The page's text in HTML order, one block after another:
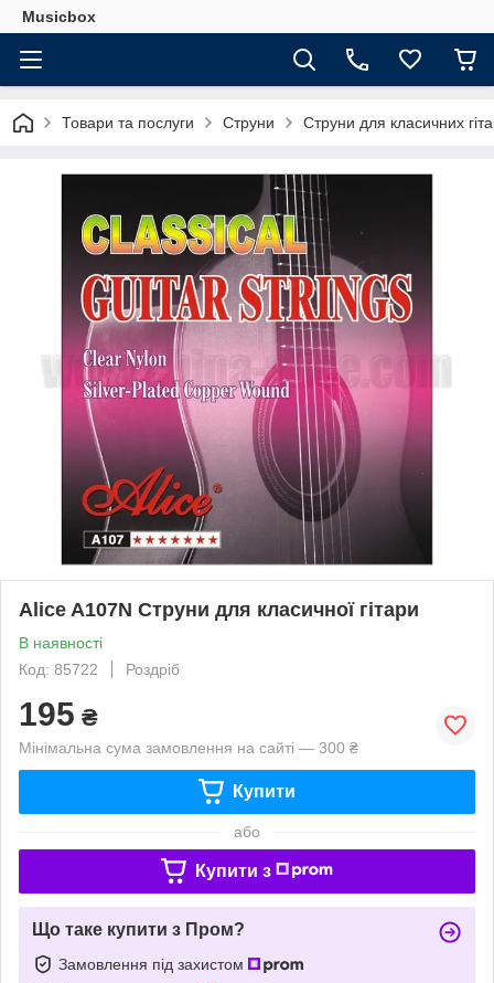
Musicbox
Товари та послуги Струни Струни для класичних
Alice A107N Струни для класичної гітари
В наявності
Код: 85722
Роздріб
195 ₴
Мінімальна сума замовлення на сайті — 300 ₴
Купити
або
Купити з
Що таке купити з Пром?
Замовлення під захистом